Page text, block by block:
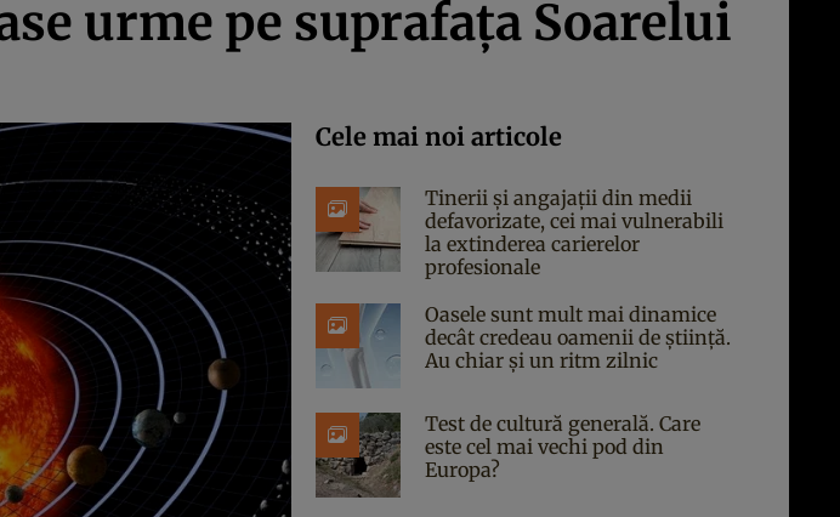
urme pe suprafaţa Soarelui
Cele mai noi articole
Tinerii și angajații din medii
defavorizate, cei mai vulnerabili
la extinderea carierelor
profesionale
Oasele sunt mult mai dinamice
decât credeau oamenii de știință.
Au chiar și un ritm zilnic
Test de cultură generală. Care
este cel mai vechi pod din
Europa?